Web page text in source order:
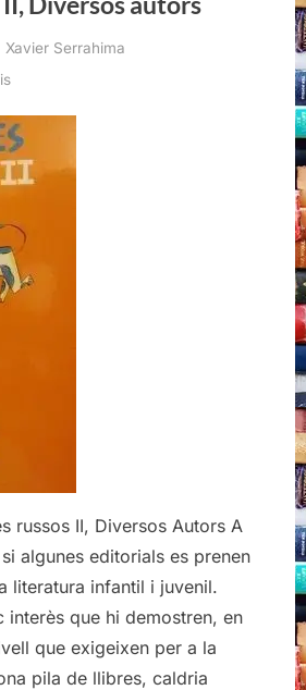
By
Xavier Serrahima
a
russos
II,
Diversos
russos II, Diversos Autors A
algunes editorials es prenen
literatura infantil i juvenil.
interès que hi demostren, en
que exigeixen per a la
pila de llibres, caldria